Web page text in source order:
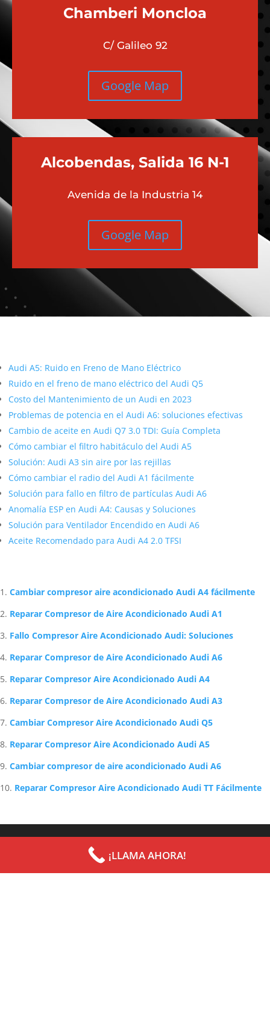
Chamberi Moncloa
C/ Galileo 92
Google Map
Alcobendas, Salida 16 N-1
Avenida de la Industria 14
Google Map
Audi A5: Ruido en Freno de Mano Eléctrico
Ruido en el freno de mano eléctrico del Audi Q5
Costo del Mantenimiento de un Audi en 2023
Problemas de potencia en el Audi A6: soluciones efectivas
Cambio de aceite en Audi Q7 3.0 TDI: Guía Completa
Cómo cambiar el filtro habitáculo del Audi A5
Solución: Audi A3 sin aire por las rejillas
Cómo cambiar el radio del Audi A1 fácilmente
Solución para fallo en filtro de partículas Audi A6
Anomalía ESP en Audi A4: Causas y Soluciones
Solución para Ventilador Encendido en Audi A6
Aceite Recomendado para Audi A4 2.0 TFSI
Cambiar compresor aire acondicionado Audi A4 fácilmente
Reparar Compresor de Aire Acondicionado Audi A1
Fallo Compresor Aire Acondicionado Audi: Soluciones
Reparar Compresor de Aire Acondicionado Audi A6
Reparar Compresor Aire Acondicionado Audi A4
Reparar Compresor de Aire Acondicionado Audi A3
Cambiar Compresor Aire Acondicionado Audi Q5
Reparar Compresor Aire Acondicionado Audi A5
Cambiar compresor de aire acondicionado Audi A6
Reparar Compresor Aire Acondicionado Audi TT Fácilmente
Archives Categories
¡LLAMA AHORA!